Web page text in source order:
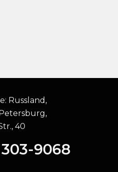
Russland,
40
303-9068